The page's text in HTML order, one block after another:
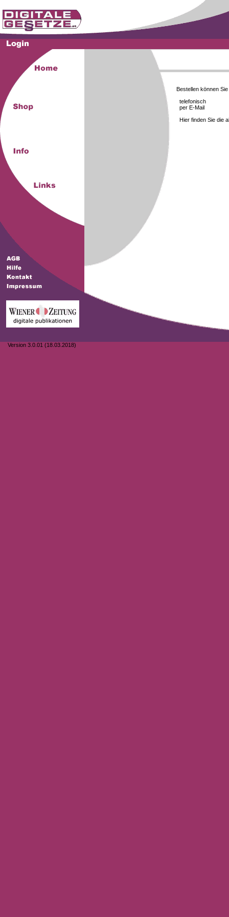
Version 3.0.01 (18.03.2018)
Bestellen können Sie
telefonisch
per E-Mail
Hier finden Sie die